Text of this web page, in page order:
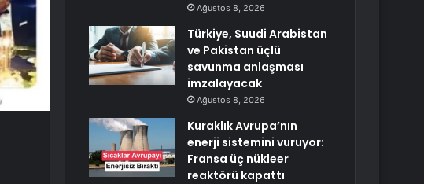
Ağustos 8, 2026
Türkiye, Suudi Arabistan
ve Pakistan üçlü
savunma anlaşması
imzalayacak
Ağustos 8, 2026
Kuraklık Avrupa’nın
enerji sistemini vuruyor:
Fransa üç nükleer
reaktörü kapattı